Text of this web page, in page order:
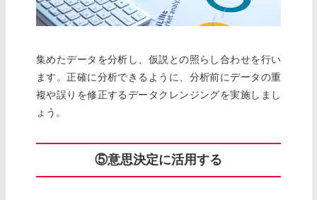
集めたデータを分析し、仮説との照らし合わせを行い
ます。正確に分析できるように、分析前にデータの重
複や誤りを修正するデータクレンジングを実施しまし
ょう。
⑤意思決定に活用する